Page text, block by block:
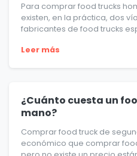
Para comprar food trucks
existen, en la práctica, dos
fabricantes de food trucks
Leer más
¿Cuánto cuesta un
mano?
Comprar food truck de
económico que comprar